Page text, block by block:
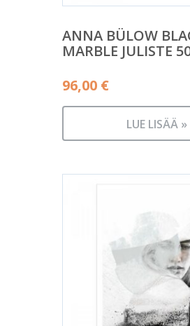
ANNA BÜLOW
MARBLE JULISTE
96,00 €
LUE LISÄÄ »